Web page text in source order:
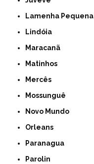
Lamenha Pequena
Lindóia
Maracanã
Matinhos
Mercês
Mossunguê
Novo Mundo
Orleans
Paranagua
Parolin